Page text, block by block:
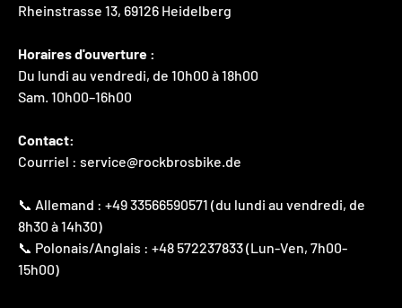
Rheinstrasse 13, 69126 Heidelberg
Horaires d'ouverture :
Du lundi au vendredi, de 10h00 à 18h00
Sam. 10h00–16h00
Contact:
Courriel : service@rockbrosbike.de
📞 Allemand : +49 33566590571 (du lundi au vendredi, de
8h30 à 14h30)
📞 Polonais/Anglais : +48 572237833 (Lun-Ven, 7h00-
15h00)